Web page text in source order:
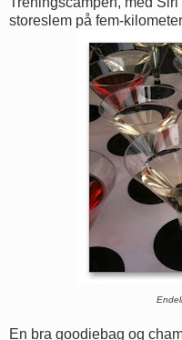
storeslem på fem-
En bra goodiebag og